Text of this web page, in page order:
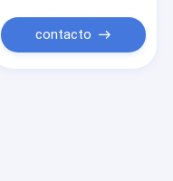
contacto